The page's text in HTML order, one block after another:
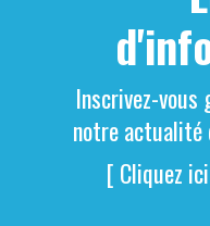
Inscrivez-
notre actualité
[ Cliquez